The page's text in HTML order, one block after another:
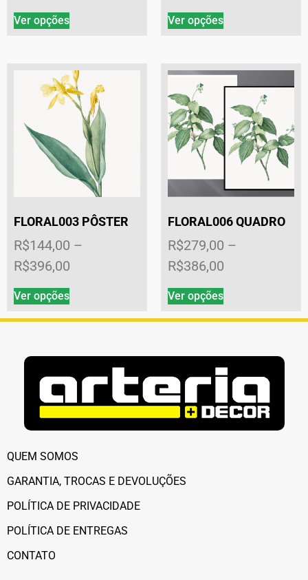
Ver opções Ver opções
FLORAL003 PÔSTER
R$144,00 –
R$396,00
Ver opções
FLORAL006 QUADRO
R$279,00 –
R$386,00
Ver opções
QUEM SOMOS
GARANTIA, TROCAS E DEVOLUÇÕES
POLÍTICA DE PRIVACIDADE
POLÍTICA DE ENTREGAS
CONTATO